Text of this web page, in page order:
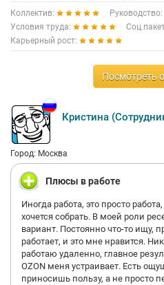
Коллектив:
Руководство:
Условия труда:
Карьерный рост:
Посмотреть
Кристина
Город: Москва
Плюсы в работе
Иногда работа, это просто
хочется собрать. В моей роли
вариант. Постоянно что-то ищу,
работает, и это мне нравится.
работаю удаленно, главное
OZON меня устраивает. Есть
приносишь пользу, а не просто